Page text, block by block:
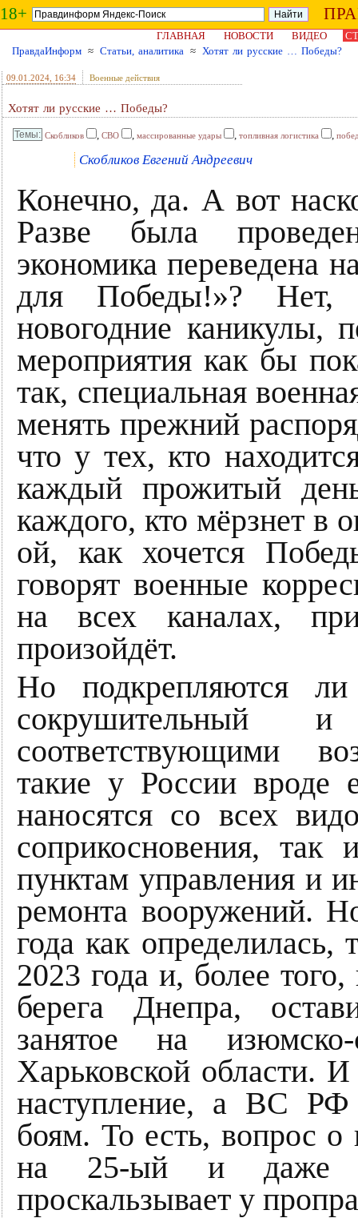
18+
ГЛАВНАЯ НОВОСТИ ВИДЕО
ПравдаИнформ ≈ Статьи, аналитика ≈ Хотят ли русские … Победы?
09.01.2024 , 16:34 Военные действия
Хотят ли русские … Победы?
Скобликов , СВО , массированные удары , топливная логистика ,
Скобликов Евгений Андреевич
Конечно, да. А вот
Разве была
экономика переведена
для Победы!»?
новогодние каникулы,
мероприятия как бы
так, специальная
менять прежний
что у тех, кто
каждый прожитый
каждого, кто мёрзнет в
ой, как хочется
говорят военные
на всех каналах,
произойдёт.
Но подкрепляются
сокрушительный
соответствующими
такие у России
наносятся со всех
соприкосновения,
пунктам управления и
ремонта вооружений.
года как
2023 года и, более
берега Днепра,
занятое на изюмско-
Харьковской области.
наступление, а ВС РФ
боям. То есть, вопрос о
на 25-ый и даже
проскальзывает у